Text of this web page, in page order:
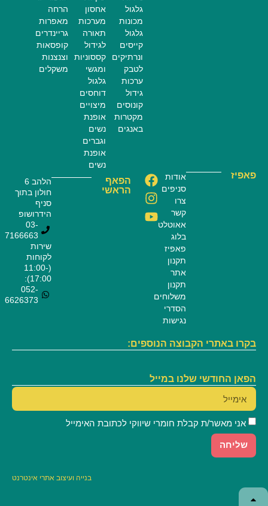
גלגול
מכונות
גלגול
קייסים
ונרתיקים
לטבק
ערכות
גידול
קונוסים
מקטרות
באנגים
אחסון
מערכות
תאורה
לגידול
קססוניות
ומגשי
גלגול
דוחסים
מיצויים
אופנת
נשים
וגברים
אופנת
נשים
הרחה
מאפרות
גריינדרים
קופסאות
וצנצנות
משקלים
פאפיז
אודות
סניפים
צרו
קשר
אאוטלט
בלוג
פאפיז
תקנון
אתר
תקנון
משלוחים
הסדרי
נגישות
הפאף
הראשי
הלהב 6
חולון בתוך
סניף
הידרושופ
03-
7166663
שירות
לקוחות
(11:00-
17:00):
052-
6626373
בקרו באתרי הקבוצה הנוספים:
הפאן החודשי שלנו במייל
אני מאשר/ת קבלת חומרי שיווקי לכתובת האימייל
שליחה
בנייה ועיצוב אתרי אינטרנט